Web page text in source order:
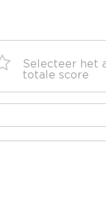
Selecteer het
totale score